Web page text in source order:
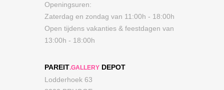
Openingsuren:
Zaterdag en zondag van 11:00h - 18:00h
Open tijdens vakanties & feestdagen van
13:00h - 18:00h
PAREIT.GALLERY DEPOT
Lodderhoek 63